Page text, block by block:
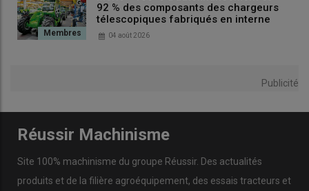
92 % des composants des chargeurs
télescopiques fabriqués en interne
04 août 2026
Publicité
Réussir Machinisme
Site 100% machinisme du groupe Réussir. Des actualités
produits et de la filière agroéquipement, des essais tracteurs et